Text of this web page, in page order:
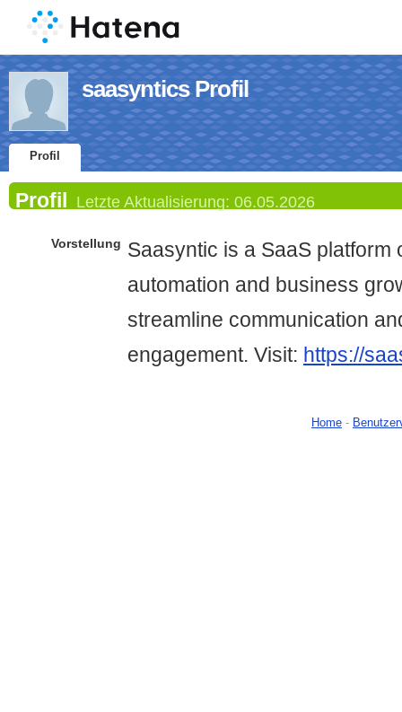
saasyntics Profil
Profil
Profil Letzte Aktualisierung: 06.05.2026
Vorstellung Saasyntic is a SaaS platform
automation and business
streamline communication
engagement. Visit: https://
Home -